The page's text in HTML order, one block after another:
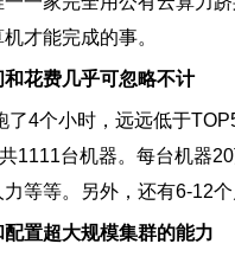
才能完成的事。
花费几乎可忽略不计
个小时，远远低于
1111台机器。每台机器
等等。另外，还有6-12个
置超大规模集群的能力